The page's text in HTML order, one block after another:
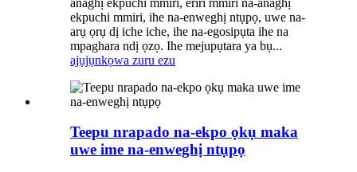
ekpuchi mmiri, ihe na-enweghị ntụpọ, uwe na-
arụ ọrụ dị iche iche, ihe na-egosipụta ihe na
mpaghara ndị ọzọ. Ihe mejupụtara ya bụ...
ajụjụnkọwa zuru ezu
Teepu nrapado na-ekpo ọkụ maka
uwe ime na-enweghị ntụpọ